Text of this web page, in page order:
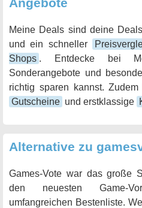
Meine Deals sind deine
und ein schneller
Shops . Entdecke bei
Sonderangebote und
richtig sparen kannst.
Gutscheine und erstklassige
Alternative zu
Games-Vote war das große
den neuesten Game-
umfangreichen Bestenliste.